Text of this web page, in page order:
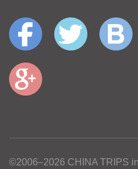
©2006–2026 CHINA TRIPS